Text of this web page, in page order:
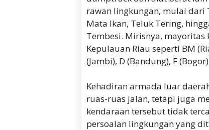
rawan lingkungan, mulai dari
Mata Ikan, Teluk Tering,
Tembesi. Mirisnya,
Kepulauan Riau seperti BM
(Jambi), D (Bandung), F
Kehadiran armada luar
ruas-ruas jalan, tetapi juga
kendaraan tersebut tidak
persoalan lingkungan yang